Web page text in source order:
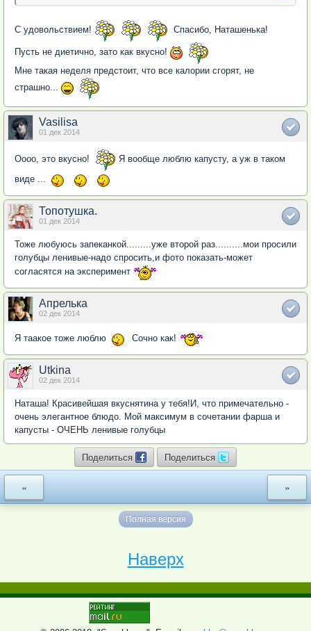
С удовольствием! Спасибо, Наташенька!
Пусть не диетично, зато как вкусно!
Мне такая неделя предстоит, что все калории сгорят, не
страшно...
Vasilisa
01 дек 2014
Оооо, это вкусно!
Я вообще люблю капусту, а уж в таком
виде ...
Топотушка.
01 дек 2014
Тоже любуюсь запеканкой.........уже второй раз..........мои просили
голубцы ленивые-надо спросить,и фото показать-может
согласятся на эксперимент
Апрелька
02 дек 2014
Я таакое тоже люблю Сочно как!
Utkina
02 дек 2014
Наташа! Красивейшая вкуснятина у тебя!И, что примечательно -
очень элегантное блюдо. Мой максимум в сочетании фарша и
капусты - ОЧЕНЬ ленивые голубцы
Поделиться Поделиться
« »
Полная версия
Наверх